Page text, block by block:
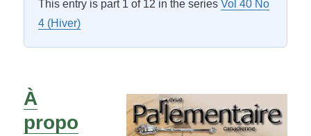
This entry is part 1 of 12 in the seriesVol 40 No
4 (Hiver)
À
propo